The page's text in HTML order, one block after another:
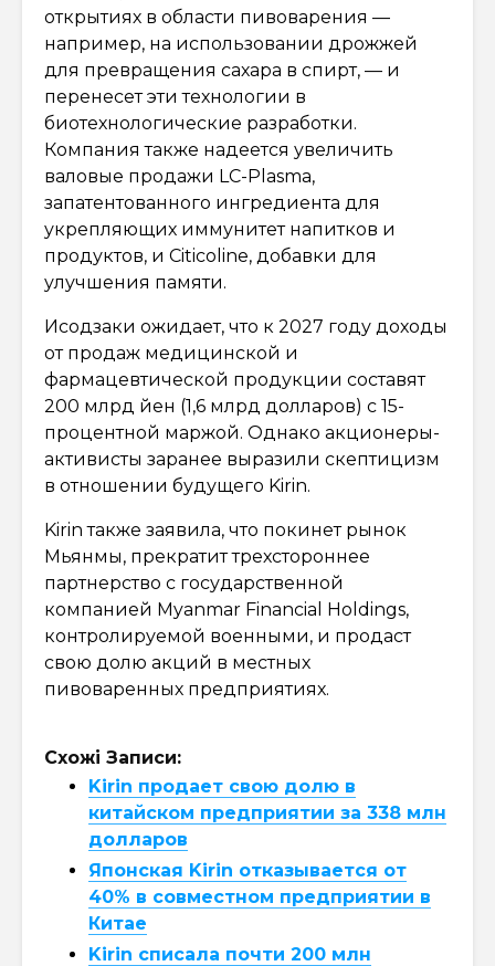
открытиях в области пивоварения —
например, на использовании дрожжей
для превращения сахара в спирт, — и
перенесет эти технологии в
биотехнологические разработки.
Компания также надеется увеличить
валовые продажи LC-Plasma,
запатентованного ингредиента для
укрепляющих иммунитет напитков и
продуктов, и Citicoline, добавки для
улучшения памяти.
Исодзаки ожидает, что к 2027 году доходы
от продаж медицинской и
фармацевтической продукции составят
200 млрд йен (1,6 млрд долларов) с 15-
процентной маржой. Однако акционеры-
активисты заранее выразили скептицизм
в отношении будущего Kirin.
Kirin также заявила, что покинет рынок
Мьянмы, прекратит трехстороннее
партнерство с государственной
компанией Myanmar Financial Holdings,
контролируемой военными, и продаст
свою долю акций в местных
пивоваренных предприятиях.
Схожі Записи:
Kirin продает свою долю в
китайском предприятии за 338 млн
долларов
Японская Kirin отказывается от
40% в совместном предприятии в
Китае
Kirin списала почти 200 млн